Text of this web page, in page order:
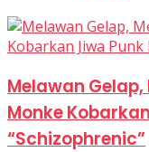
Melawan
Monke
“Schizophrenic”